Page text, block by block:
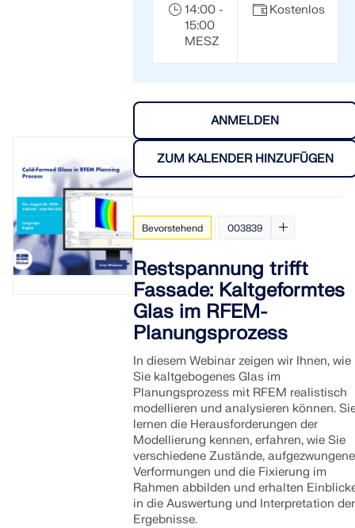
14:00 -
15:00
MESZ
Kostenlos
ANMELDEN
ZUM KALENDER HINZUFÜGEN
Bevorstehend 003839
Restspannung trifft
Fassade: Kaltgeformtes
Glas im RFEM-
Planungsprozess
In diesem Webinar zeigen wir Ihnen, wie
Sie kaltgebogenes Glas im
Planungsprozess mit RFEM realistisch
modellieren und analysieren können.
lernen die Herausforderungen der
Modellierung kennen, erfahren, wie Sie
verschiedene Zustände, aufgezwungene
Verformungen und die Fixierung im
Rahmen abbilden und erhalten
in die Auswertung und Interpretation der
Ergebnisse.